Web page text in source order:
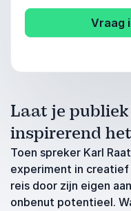
Vraag
Laat je
inspirerend
Toen spreker Karl
experiment in
reis door zijn eigen
onbenut potentieel.